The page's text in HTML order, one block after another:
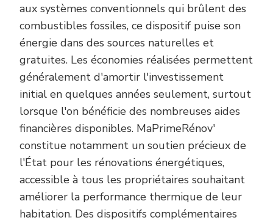
aux systèmes conventionnels qui brûlent des
combustibles fossiles, ce dispositif puise son
énergie dans des sources naturelles et
gratuites. Les économies réalisées permettent
généralement d'amortir l'investissement
initial en quelques années seulement, surtout
lorsque l'on bénéficie des nombreuses aides
financières disponibles. MaPrimeRénov'
constitue notamment un soutien précieux de
l'État pour les rénovations énergétiques,
accessible à tous les propriétaires souhaitant
améliorer la performance thermique de leur
habitation. Des dispositifs complémentaires